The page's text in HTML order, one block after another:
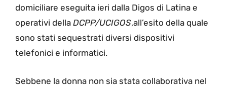
domiciliare eseguita ieri dalla Digos di Latina e
operativi della DCPP/UCIGOS,all’esito della quale
sono stati sequestrati diversi dispositivi
telefonici e informatici.
Sebbene la donna non sia stata collaborativa nel